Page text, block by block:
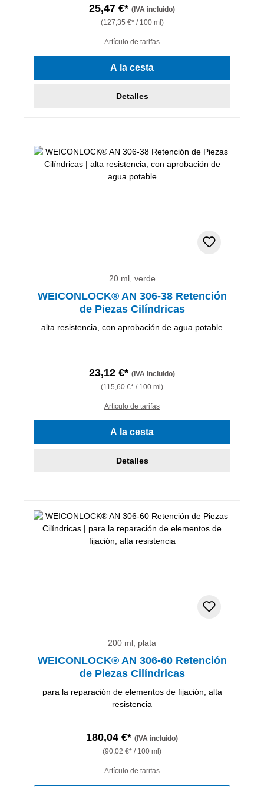
25,47 €* (IVA incluido)
(127,35 €* / 100 ml)
Artículo de tarifas
A la cesta
Detalles
20 ml, verde
WEICONLOCK® AN 306-38 Retención
de Piezas Cilíndricas
alta resistencia, con aprobación de agua potable
23,12 €* (IVA incluido)
(115,60 €* / 100 ml)
Artículo de tarifas
A la cesta
Detalles
200 ml, plata
WEICONLOCK® AN 306-60 Retención
de Piezas Cilíndricas
para la reparación de elementos de fijación, alta
resistencia
180,04 €* (IVA incluido)
(90,02 €* / 100 ml)
Artículo de tarifas